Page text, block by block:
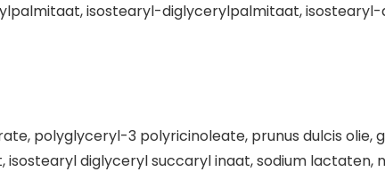
isostearyl-diglycerylpalmitaat,
polyglyceryl-3 polyricinoleate, prunus dulcis olie,
diglyceryl succaryl inaat, sodium lactaten,